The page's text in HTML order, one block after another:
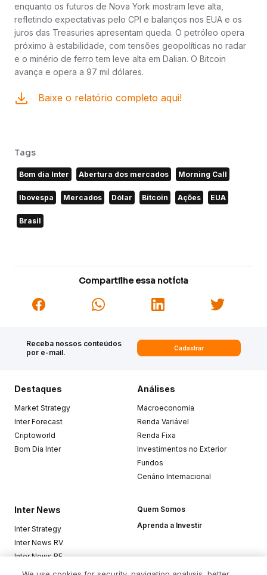
enquanto os futuros de Nova York mostram leve alta,
refletindo expectativas pelo CPI e balanços nos EUA e os
juros das Treasuries apresentam queda. O petróleo opera
próximo à estabilidade, com tensões geopolíticas no radar
e o minério de ferro tem leve alta em Dalian. O Bitcoin
avança e opera a 97 mil dólares.
Baixe o relatório completo aqui!
Tags
Bom dia Inter Abertura dos mercados Morning Call
Ibovespa Mercados Dólar Bitcoin Ações EUA
Brasil
Compartilhe essa notícia
Receba nossos conteúdos
por e-mail.
Cadastrar
Destaques
Market Strategy
Inter Forecast
Criptoworld
Bom Dia Inter
Análises
Macroeconomia
Renda Variável
Renda Fixa
Investimentos no Exterior
Fundos
Cenário Internacional
Inter News
Inter Strategy
Inter News RV
Inter News RF
Top Funds
Quem Somos
Aprenda a Investir